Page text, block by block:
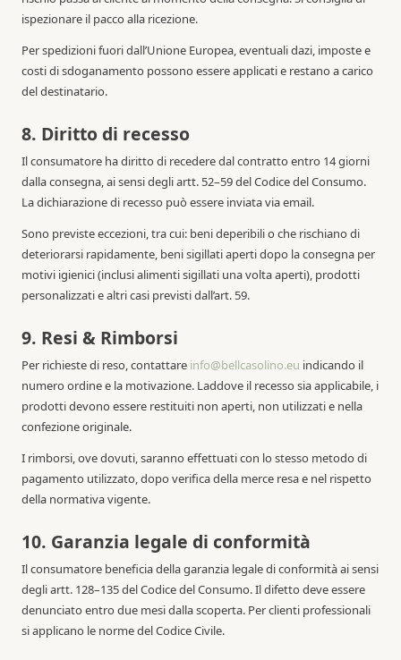
ispezionare il pacco alla ricezione.
Per spedizioni fuori dall’Unione Europea, eventuali dazi, imposte e
costi di sdoganamento possono essere applicati e restano a carico
del destinatario.
8. Diritto di recesso
Il consumatore ha diritto di recedere dal contratto entro 14 giorni
dalla consegna, ai sensi degli artt. 52–59 del Codice del Consumo.
La dichiarazione di recesso può essere inviata via email.
Sono previste eccezioni, tra cui: beni deperibili o che rischiano di
deteriorarsi rapidamente, beni sigillati aperti dopo la consegna per
motivi igienici (inclusi alimenti sigillati una volta aperti), prodotti
personalizzati e altri casi previsti dall’art. 59.
9. Resi & Rimborsi
Per richieste di reso, contattare info@bellcasolino.eu indicando il
numero ordine e la motivazione. Laddove il recesso sia applicabile, i
prodotti devono essere restituiti non aperti, non utilizzati e nella
confezione originale.
I rimborsi, ove dovuti, saranno effettuati con lo stesso metodo di
pagamento utilizzato, dopo verifica della merce resa e nel rispetto
della normativa vigente.
10. Garanzia legale di conformità
Il consumatore beneficia della garanzia legale di conformità ai sensi
degli artt. 128–135 del Codice del Consumo. Il difetto deve essere
denunciato entro due mesi dalla scoperta. Per clienti professionali
si applicano le norme del Codice Civile.